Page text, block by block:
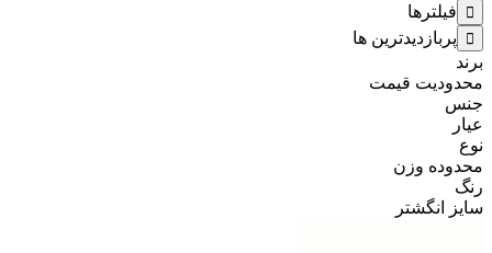
فیلترها
پربازدیدترین ها
برند
محدودیت قیمت
جنس
عیار
نوع
محدوده وزن
رنگ
سایز انگشتر‌